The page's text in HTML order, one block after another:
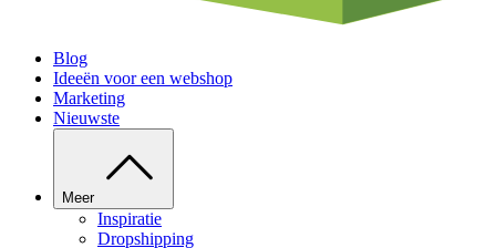
Blog
Ideeën voor een webshop
Marketing
Nieuwste
Meer
Inspiratie
Dropshipping